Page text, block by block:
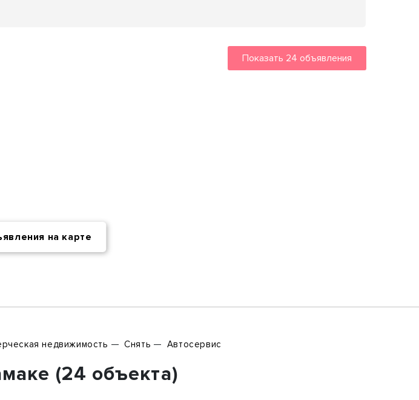
Показать 24 объявления
на карте
недвижимость Снять Автосервис
(24 объекта)